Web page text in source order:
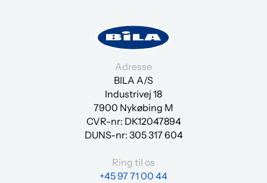
Adresse
BILA A/S
Industrivej 18
7900 Nykøbing M
CVR-nr: DK12047894
DUNS-nr: 305 317 604
Ring til os
+45 97 71 00 44